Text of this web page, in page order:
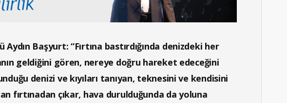
Başyurt: “Fırtına bastırdığında denizdeki her
geldiğini gören, nereye doğru hareket edeceğini
denizi ve kıyıları tanıyan, teknesini ve kendisini
fırtınadan çıkar, hava durulduğunda da yoluna